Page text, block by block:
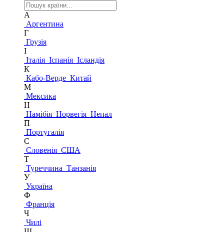
А
Аргентина
Г
Грузія
І
Італія Іспанія Ісландія
К
Кабо-Верде Китай
М
Мексика
Н
Намібія Норвегія Непал
П
Португалія
С
Словенія США
Т
Туреччина Танзанія
У
Україна
Ф
Франція
Ч
Чилі